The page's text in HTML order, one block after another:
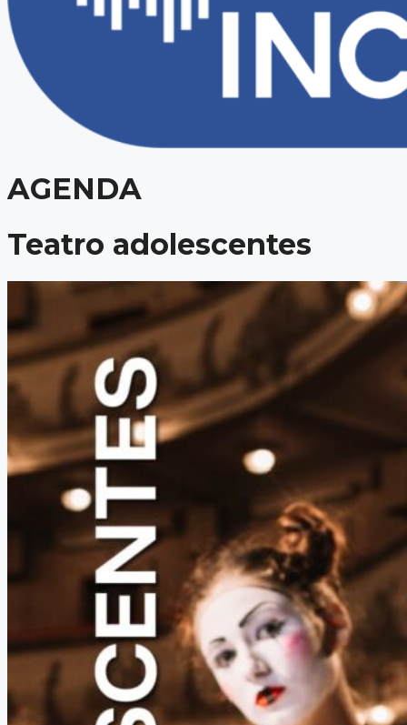
AGENDA
Teatro adolescentes